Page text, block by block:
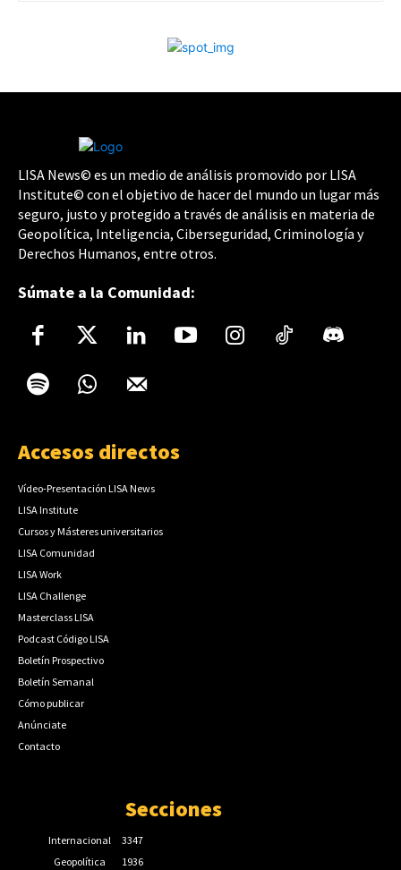
LISA News© es un medio de análisis promovido por LISA
Institute© con el objetivo de hacer del mundo un lugar más
seguro, justo y protegido a través de análisis en materia de
Geopolítica, Inteligencia, Ciberseguridad, Criminología y
Derechos Humanos, entre otros.
Súmate a la Comunidad:
Accesos directos
Vídeo-Presentación LISA News
LISA Institute
Cursos y Másteres universitarios
LISA Comunidad
LISA Work
LISA Challenge
Masterclass LISA
Podcast Código LISA
Boletín Prospectivo
Boletín Semanal
Cómo publicar
Anúnciate
Contacto
Secciones
Internacional
3347
Geopolítica
1936